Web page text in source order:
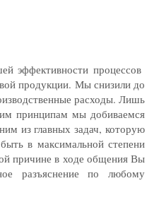
процессов
продукции. Мы снизили до
расходы. Лишь
принципам мы добиваемся
из главных задач, которую
в максимальной степени
причине в ходе общения Вы
разъяснение по любому